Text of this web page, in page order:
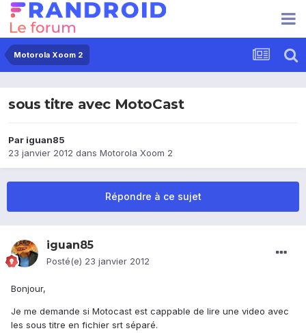
Motorola Xoom 2
sous titre avec MotoCast
Par iguan85
23 janvier 2012 dans Motorola Xoom 2
Répondre à ce sujet
iguan85
Posté(e) 23 janvier 2012
Bonjour,
Je me demande si Motocast est cappable de lire une video avec
les sous titre en fichier srt séparé.